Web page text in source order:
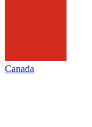
Canada